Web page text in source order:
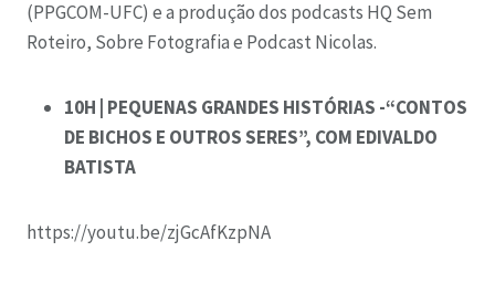
(PPGCOM-UFC) e a produção dos podcasts HQ Sem
Roteiro, Sobre Fotografia e Podcast Nicolas.
10H | PEQUENAS GRANDES HISTÓRIAS -“CONTOS
DE BICHOS E OUTROS SERES”, COM EDIVALDO
BATISTA
https://youtu.be/zjGcAfKzpNA